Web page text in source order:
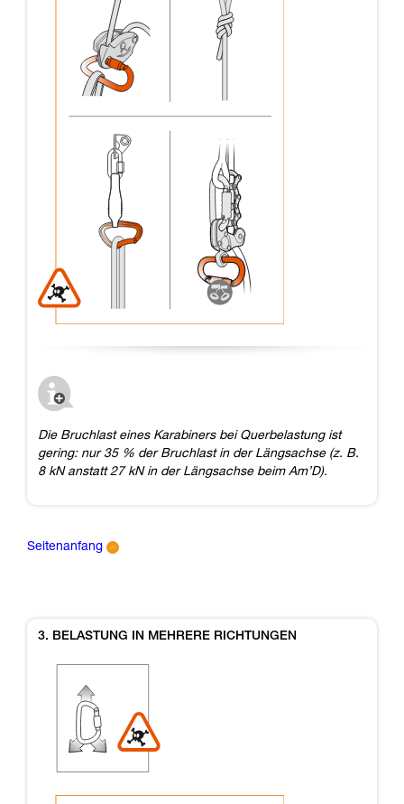
Die Bruchlast eines Karabiners bei Querbelastung ist
gering: nur 35 % der Bruchlast in der Längsachse (z. B.
8 kN anstatt 27 kN in der Längsachse beim Am’D).
Seitenanfang
3. BELASTUNG IN MEHRERE RICHTUNGEN